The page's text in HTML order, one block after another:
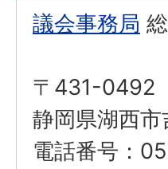
議会事務局
〒431-0492
静岡県湖西
電話番号：